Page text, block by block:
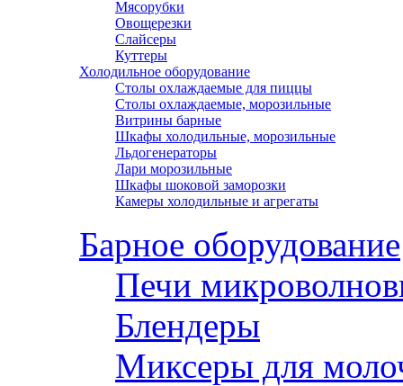
Мясорубки
Овощерезки
Слайсеры
Куттеры
Холодильное оборудование
Столы охлаждаемые для пиццы
Столы охлаждаемые, морозильные
Витрины барные
Шкафы холодильные, морозильные
Льдогенераторы
Лари морозильные
Шкафы шоковой заморозки
Камеры холодильные и агрегаты
Барное оборудование
Печи
Блендеры
Миксеры для